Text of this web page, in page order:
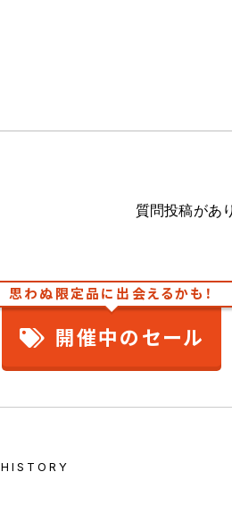
質問投稿があ
思わぬ限定品に出会えるかも！
開催中のセール
HISTORY